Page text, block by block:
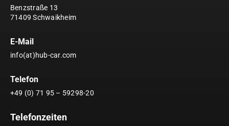
Benzstraße 13
71409 Schwaikheim
E-Mail
info(at)hub-car.com
Telefon
+49 (0) 71 95 – 59298-20
Telefonzeiten